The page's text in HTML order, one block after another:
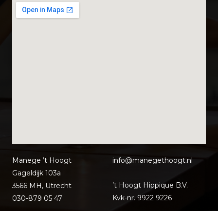
Manege ’t Hoogt
Gageldijk 103a
3566 MH, Utrecht
030-879 05 47
info@manegethoogt.nl
’t Hoogt Hippique B.V.
Kvk-nr. 9922 9226